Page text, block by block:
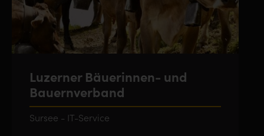
Luzerner Bäuerinnen- und
Bauernverband
Sursee - IT-Service